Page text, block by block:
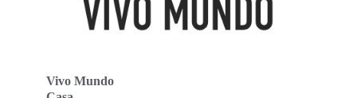
Vivo Mundo